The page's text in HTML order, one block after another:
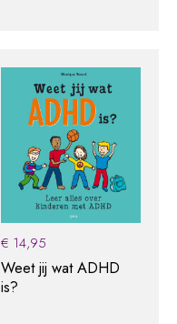
€ 14,95
Weet jij wat ADHD
is?